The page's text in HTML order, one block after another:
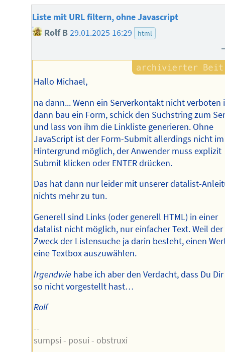
Liste mit URL filtern, ohne Javascript
Rolf B29.01.2025 16:29 html
Hallo Michael,
na dann... Wenn ein Serverkontakt nicht verboten
dann bau ein Form, schick den Suchstring zum
und lass von ihm die Linkliste generieren. Ohne
JavaScript ist der Form-Submit allerdings nicht im
Hintergrund möglich, der Anwender muss explizit
Submit klicken oder ENTER drücken.
Das hat dann nur leider mit unserer datalist-
nichts mehr zu tun.
Generell sind Links (oder generell HTML) in einer
datalist nicht möglich, nur einfacher Text. Weil der
Zweck der Listensuche ja darin besteht, einen
eine Textbox auszuwählen.
Irgendwie habe ich aber den Verdacht, dass Du
so nicht vorgestellt hast…
Rolf
--
sumpsi - posui - obstruxi